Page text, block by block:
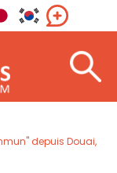
depuis Douai,